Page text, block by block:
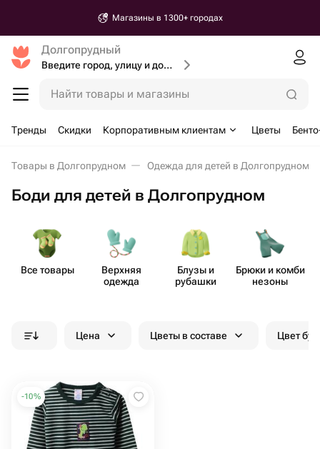
Магазины в 1300+ городах
Долгопрудный
Введите город, улицу и дом доставки
Найти товары и магазины
Тренды Скидки Корпоративным клиентам Цветы
Товары в Долгопрудном Одежда для детей в Долгопрудном
Боди для детей в Долгопрудном
Все товары
Верхняя
одежда
Блузы и
рубашки
Брюки и комби​
незоны
Цена Цветы в составе Цвет
-10%